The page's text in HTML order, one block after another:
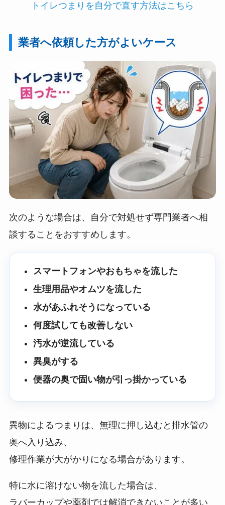
トイレつまりを自分で直す方法はこちら
業者へ依頼した方がよいケース
次のような場合は、自分で対処せず専門業者へ相
談することをおすすめします。
スマートフォンやおもちゃを流した
生理用品やオムツを流した
水があふれそうになっている
何度試しても改善しない
汚水が逆流している
異臭がする
便器の奥で固い物が引っ掛かっている
異物によるつまりは、無理に押し込むと排水管の
奥へ入り込み、
修理作業が大がかりになる場合があります。
特に水に溶けない物を流した場合は、
ラバーカップや薬剤では解消できないことが多い